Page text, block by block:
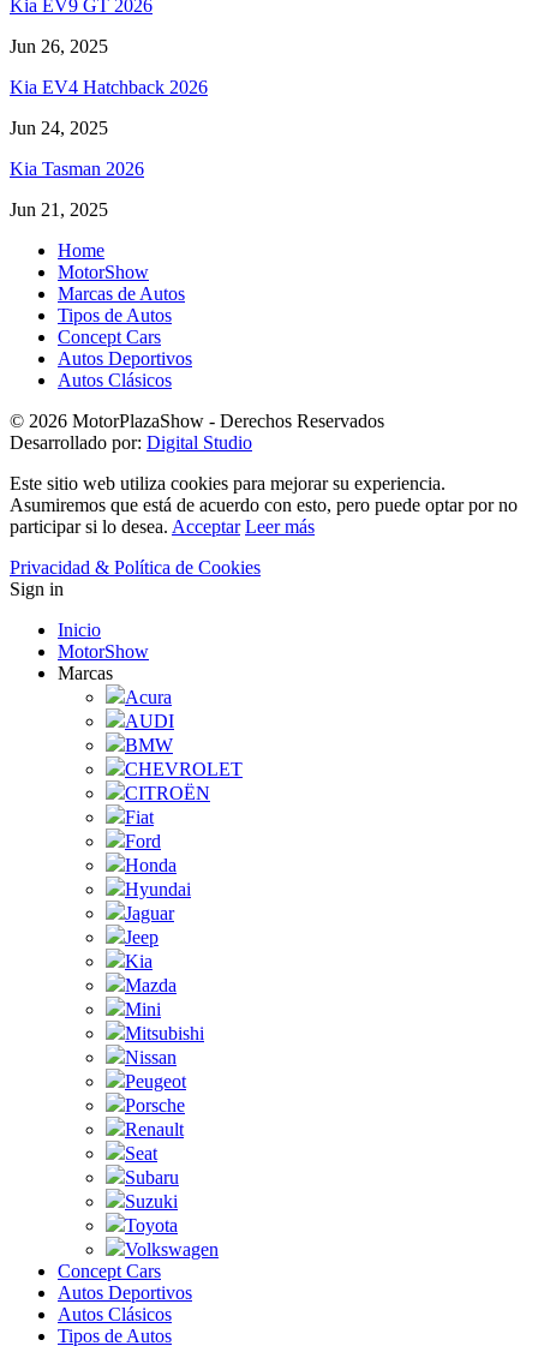
Kia EV9 GT 2026
Jun 26, 2025
Kia EV4 Hatchback 2026
Jun 24, 2025
Kia Tasman 2026
Jun 21, 2025
Home
MotorShow
Marcas de Autos
Tipos de Autos
Concept Cars
Autos Deportivos
Autos Clásicos
© 2026 MotorPlazaShow - Derechos Reservados
Desarrollado por: Digital Studio
Este sitio web utiliza cookies para mejorar su experiencia.
Asumiremos que está de acuerdo con esto, pero puede optar por no
participar si lo desea. Acceptar Leer más
Privacidad & Política de Cookies
Sign in
Inicio
MotorShow
Marcas
Acura
AUDI
BMW
CHEVROLET
CITROËN
Fiat
Ford
Honda
Hyundai
Jaguar
Jeep
Kia
Mazda
Mini
Mitsubishi
Nissan
Peugeot
Porsche
Renault
Seat
Subaru
Suzuki
Toyota
Volkswagen
Concept Cars
Autos Deportivos
Autos Clásicos
Tipos de Autos